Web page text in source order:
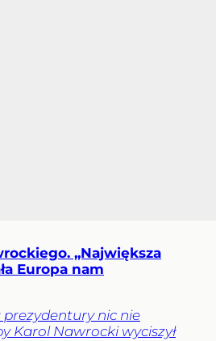
„Największa
Europa nam
nic nie
Karol Nawrocki wyciszył